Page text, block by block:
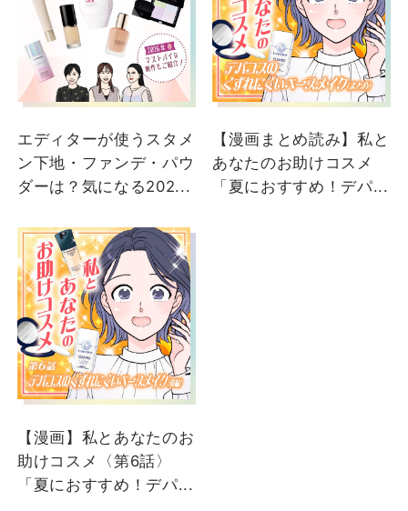
エディターが使うスタメ
ン下地・ファンデ・パウ
ダーは？気になる202...
【漫画まとめ読み】私と
あなたのお助けコスメ
「夏におすすめ！デパ...
【漫画】私とあなたのお
助けコスメ〈第6話〉
「夏におすすめ！デパ...